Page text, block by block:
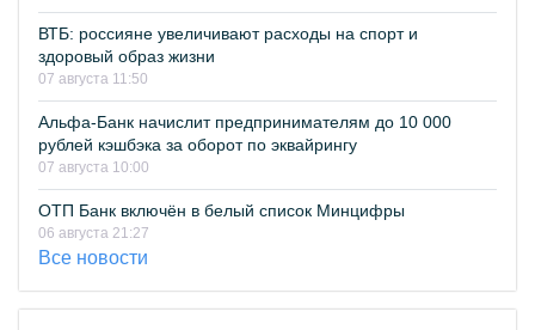
ВТБ: россияне увеличивают расходы на спорт и
здоровый образ жизни
07 августа 11:50
Альфа-Банк начислит предпринимателям до 10 000
рублей кэшбэка за оборот по эквайрингу
07 августа 10:00
ОТП Банк включён в белый список Минцифры
06 августа 21:27
Все новости